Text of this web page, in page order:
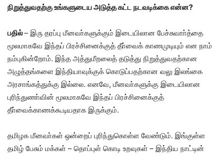
நிறுத்துவதற்கு உங்களுடைய அடுத்த கட்ட நடவடிக்கை என்ன?
பதில்– இரு தரப்பு மீனவா்களுக்கும் இடையிலான பேச்சுவாா்த்தை
மூலமாகவே இந்தப் பிரச்சினைக்குத் தீா்வைக் காணமுடியும் என நாம்
நம்புகின்றோம். இந்த அத்துமீறலைத் தடுத்து நிறுத்துவதற்கான
அழுத்தங்களை இந்தியாவுக்குக் கொடுப்பதற்கான வலு இலங்கை
அரசாங்கத்துக்கு இல்லை. எனவே, மீனவா்களுக்கு இடையிலான
புரிந்துணா்வின் மூலமாகவே இந்தப் பிரச்சினைக்குத்
தீா்வைக்காணக்கூடியதாக இருக்கும்.
தமிழக மீனவா்கள் ஒன்றைப் புரிந்துகொள்ள வேண்டும். இங்குள்ள
தமிழ் பேசும் மக்கள் – தொப்புள் கொடி உறவுகள் – இந்திய நாட்டின்